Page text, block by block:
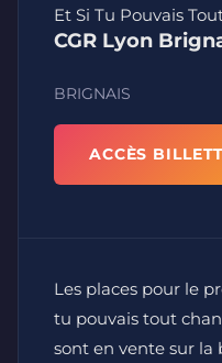
Et Si Tu Pouvais
CGR Lyon
BRIGNAIS
ACCÈS
Les places pour le
tu pouvais tout
sont en vente sur